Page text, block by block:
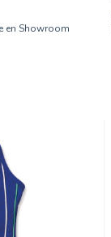
en Showroom